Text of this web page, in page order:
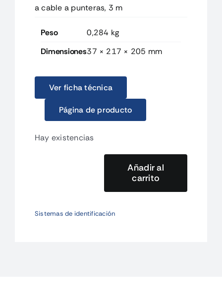
a cable a punteras, 3 m
Peso
0,284 kg
Dimensiones37 × 217 × 205 mm
Ver ficha técnica
Página de producto
Hay existencias
M12
Añadir al
carrito
Sistemas de identificación